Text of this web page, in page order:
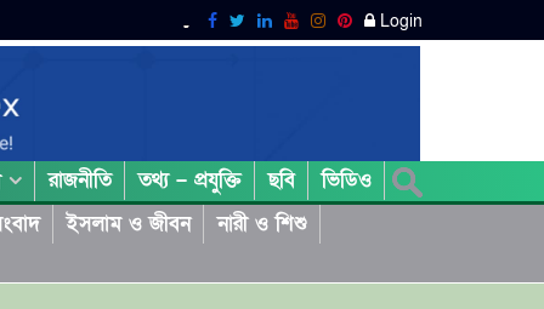
Login
রাজনীতি তথ্য – প্রযুক্তি ছবি
ভিডিও
ইসলাম ও জীবন
নারী ও শিশু